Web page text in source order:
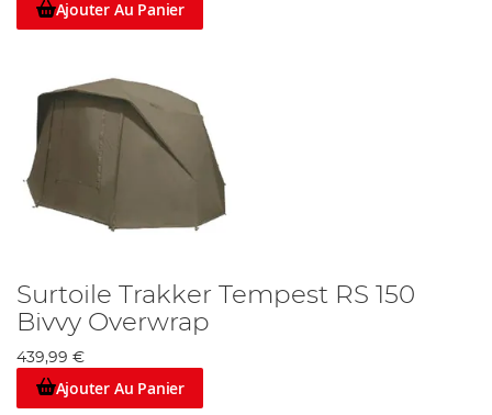
Ajouter Au Panier
Surtoile Trakker Tempest RS 150
Bivvy Overwrap
439,99 €
Ajouter Au Panier